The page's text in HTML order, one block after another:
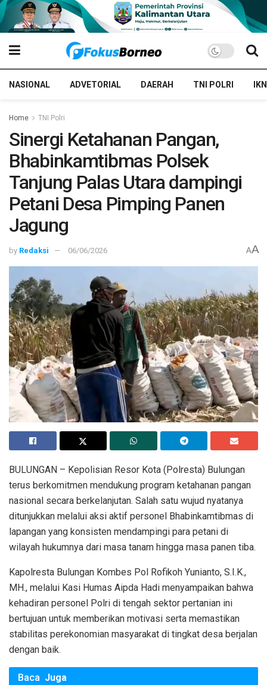
NASIONAL ADVETORIAL DAERAH TNI POLRI IKN
Home TNI Polri
Sinergi Ketahanan Pangan,
Bhabinkamtibmas Polsek
Tanjung Palas Utara dampingi
Petani Desa Pimping Panen
Jagung
by Redaksi 06/06/2026 AA
​BULUNGAN – Kepolisian Resor Kota (Polresta) Bulungan
terus berkomitmen mendukung program ketahanan pangan
nasional secara berkelanjutan. Salah satu wujud nyatanya
ditunjukkan melalui aksi aktif personel Bhabinkamtibmas di
lapangan yang konsisten mendampingi para petani di
wilayah hukumnya dari masa tanam hingga masa panen tiba.
​Kapolresta Bulungan Kombes Pol Rofikoh Yunianto, S.I.K.,
MH., melalui Kasi Humas Aipda Hadi menyampaikan bahwa
kehadiran personel Polri di tengah sektor pertanian ini
bertujuan untuk memberikan motivasi serta memastikan
stabilitas perekonomian masyarakat di tingkat desa berjalan
dengan baik.
Baca Juga